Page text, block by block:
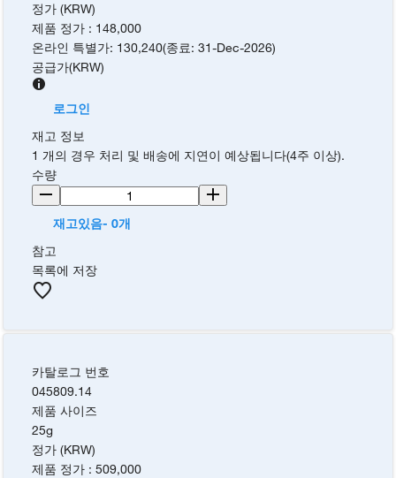
정가 (KRW)
제품 정가 : 148,000
온라인 특별가: 130,240(종료:31-Dec-2026)
공급가(KRW)
로그인
재고 정보
1 개의 경우 처리 및 배송에 지연이 예상됩니다(4주 이상).
수량
재고있음- 0개
참고
목록에 저장
카탈로그 번호
045809.14
제품 사이즈
25g
정가 (KRW)
제품 정가 :509,000